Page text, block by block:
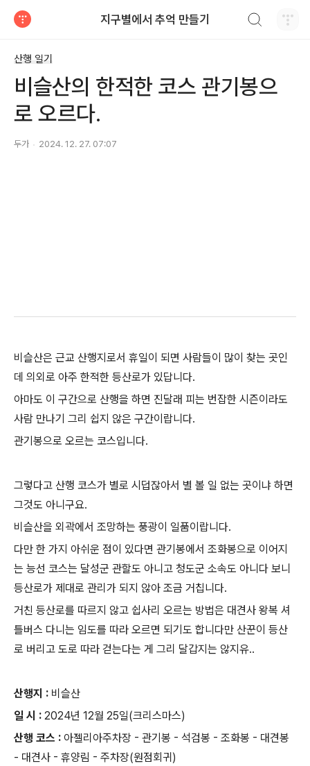
지구별에서 추억 만들기
산행 일기
비슬산의 한적한 코스 관기봉으
로 오르다.
두가 2024. 12. 27. 07:07
비슬산은 근교 산행지로서 휴일이 되면 사람들이 많이 찾는 곳인
데 의외로 아주 한적한 등산로가 있답니다.
아마도 이 구간으로 산행을 하면 진달래 피는 번잡한 시즌이라도
사람 만나기 그리 쉽지 않은 구간이랍니다.
관기봉으로 오르는 코스입니다.
그렇다고 산행 코스가 별로 시덥잖아서 별 볼 일 없는 곳이냐 하면
그것도 아니구요.
비슬산을 외곽에서 조망하는 풍광이 일품이랍니다.
다만 한 가지 아쉬운 점이 있다면 관기봉에서 조화봉으로 이어지
는 능선 코스는 달성군 관할도 아니고 청도군 소속도 아니다 보니
등산로가 제대로 관리가 되지 않아 조금 거칩니다.
거친 등산로를 따르지 않고 쉽사리 오르는 방법은 대견사 왕복 셔
틀버스 다니는 임도를 따라 오르면 되기도 합니다만 산꾼이 등산
로 버리고 도로 따라 걷는다는 게 그리 달갑지는 않지유..
산행지 : 비슬산
일 시 : 2024년 12월 25일(크리스마스)
산행 코스 : 아젤리아주차장 - 관기봉 - 석검봉 - 조화봉 - 대견봉
- 대견사 - 휴양림 - 주차장(원점회귀)